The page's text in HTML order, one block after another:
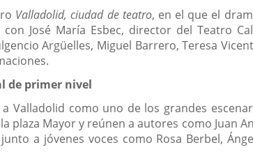
Valladolid, ciudad de teatro, en el que el
José María Esbec, director del Teatro
Argüelles, Miguel Barrero, Teresa
de primer nivel
Valladolid como uno de los grandes
plaza Mayor y reúnen a autores como Juan
a jóvenes voces como Rosa Berbel,